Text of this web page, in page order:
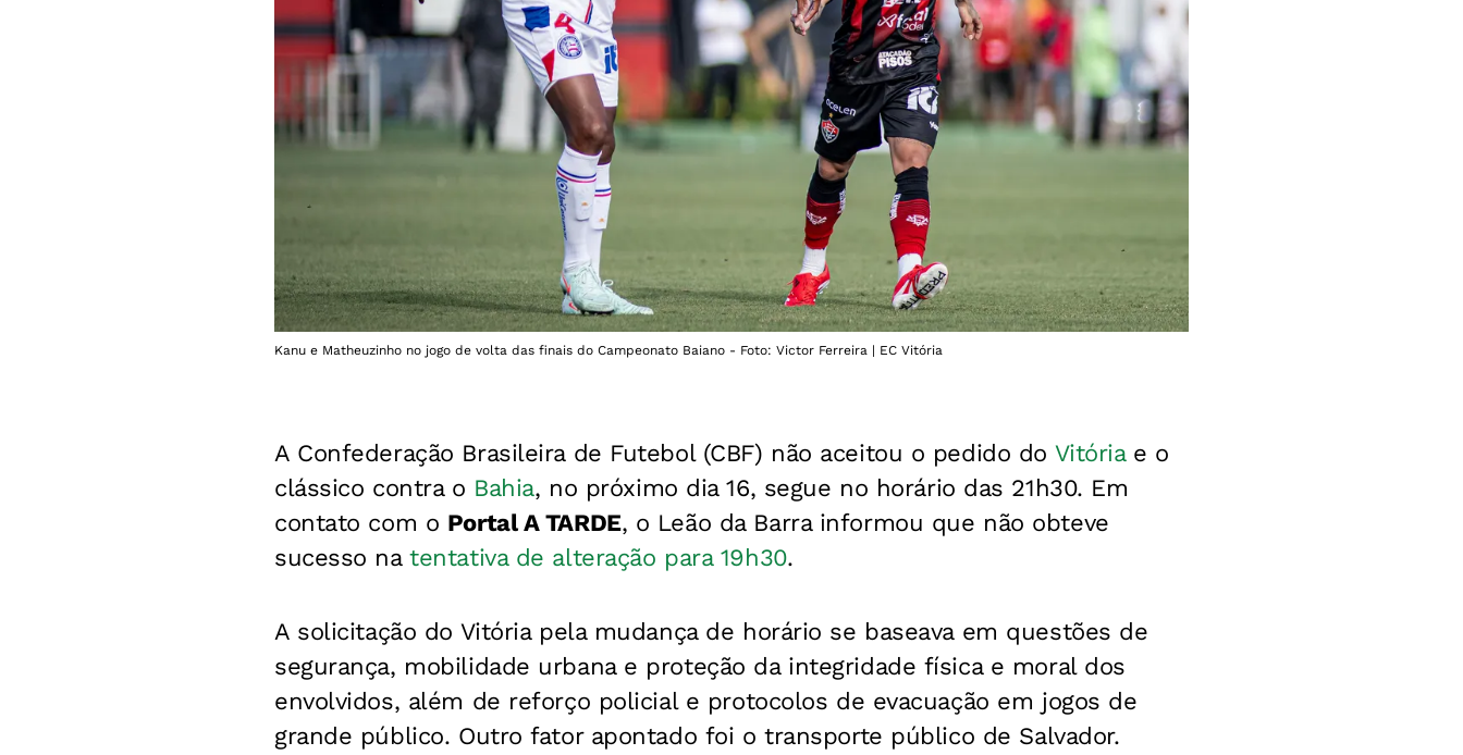
Kanu e Matheuzinho no jogo de volta das finais do Campeonato Baiano - Foto: Victor Ferreira | EC Vitória
A Confederação Brasileira de Futebol (CBF) não aceitou o pedido do Vitóriae o
clássico contra o Bahia, no próximo dia 16, segue no horário das 21h30. Em
contato com o Portal A TARDE, o Leão da Barra informou que não obteve
sucesso natentativa de alteração para 19h30.
A solicitação do Vitória pela mudança de horário se baseava em questões de
segurança, mobilidade urbana e proteção da integridade física e moral dos
envolvidos, além de reforço policial e protocolos de evacuação em jogos de
grande público. Outro fator apontado foi o transporte público de Salvador.